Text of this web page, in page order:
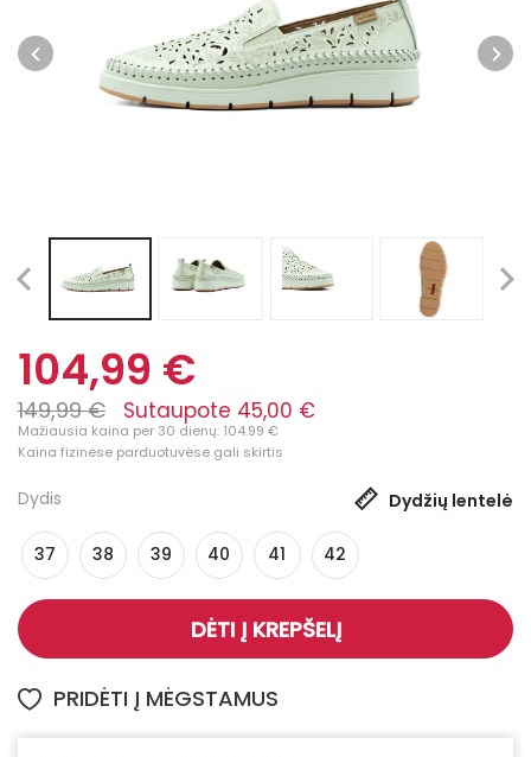
104,99 €
149,99 € Sutaupote 45,00 €
Mažiausia kaina per 30 dienų: 104.99 €
Kaina fizinėse parduotuvėse gali skirtis
Dydis Dydžių lentelė
37 38 39 40 41 42
DĖTI Į KREPŠELĮ
PRIDĖTI Į MĖGSTAMUS